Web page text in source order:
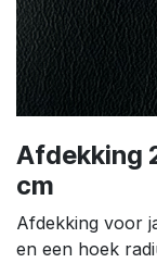
Afdekking
cm
Afdekking voor
en een hoek